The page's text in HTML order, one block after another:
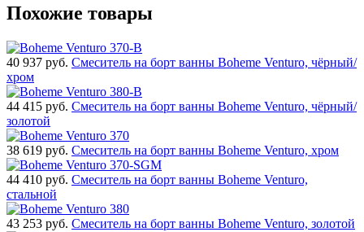
Похожие товары
40 937 руб. Смеситель на борт ванны Boheme Venturo, чёрный/
хром
44 415 руб. Смеситель на борт ванны Boheme Venturo, чёрный/
золотой
38 619 руб. Смеситель на борт ванны Boheme Venturo, хром
44 410 руб. Смеситель на борт ванны Boheme Venturo,
стальной
43 253 руб. Смеситель на борт ванны Boheme Venturo, золотой